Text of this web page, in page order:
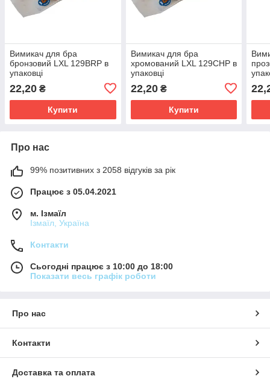
Вимикач для бра
бронзовий LXL 129BRP в
упаковці
22,20 ₴
Купити
Вимикач для бра
хромований LXL 129CHP в
упаковці
22,20₴
Купити
Про нас
99% позитивних з 2058 відгуків за рік
Працює з 05.04.2021
м. Ізмаїл
Ізмаїл, Україна
Контакти
Сьогодні працює з 10:00 до 18:00
Показати весь графік роботи
Про нас
Контакти
Доставка та оплата